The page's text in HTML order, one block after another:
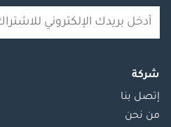
شركة
إتصل بنا
من نحن